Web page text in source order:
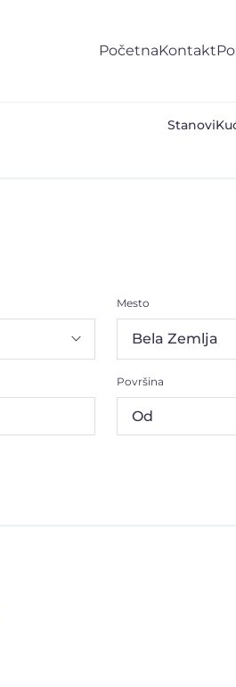
PočetnaKontakt
Stanovi
Mesto
Površina